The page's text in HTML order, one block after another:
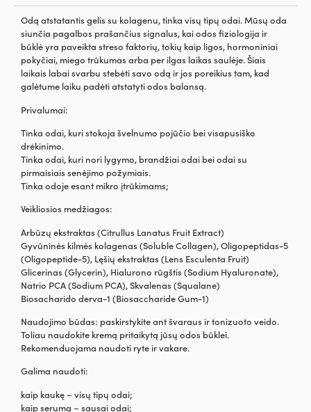
Odą atstatantis gelis su kolagenu, tinka visų tipų odai. Mūsų oda
siunčia pagalbos prašančius signalus, kai odos fiziologija ir
būklė yra paveikta streso faktorių, tokių kaip ligos, hormoniniai
pokyčiai, miego trūkumas arba per ilgas laikas saulėje. Šiais
laikais labai svarbu stebėti savo odą ir jos poreikius tam, kad
galėtume laiku padėti atstatyti odos balansą.
Privalumai:
Tinka odai, kuri stokoja švelnumo pojūčio bei visapusiško
drėkinimo.
Tinka odai, kuri nori lygymo, brandžiai odai bei odai su
pirmaisiais senėjimo požymiais.
Tinka odoje esant mikro įtrūkimams;
Veikliosios medžiagos:
Arbūzų ekstraktas (Citrullus Lanatus Fruit Extract)
Gyvūninės kilmės kolagenas (Soluble Collagen), Oligopeptidas-5
(Oligopeptide-5), Lęšių ekstraktas (Lens Esculenta Fruit)
Glicerinas (Glycerin), Hialurono rūgštis (Sodium Hyaluronate),
Natrio PCA (Sodium PCA), Skvalenas (Squalane)
Biosacharido derva-1 (Biosaccharide Gum-1)
Naudojimo būdas: paskirstykite ant švaraus ir tonizuoto veido.
Toliau naudokite kremą pritaikytą jūsų odos būklei.
Rekomenduojama naudoti ryte ir vakare.
Galima naudoti:
kaip kaukę – visų tipų odai;
kaip serumą – sausai odai;